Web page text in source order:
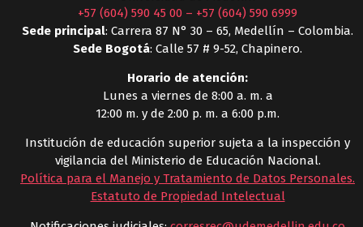
+57 (604) 590 45 00 – +57 (604) 590 6999
Sede principal: Carrera 87 N° 30 – 65, Medellín – Colombia.
Sede Bogotá: Calle 57 # 9-52, Chapinero.
Horario de atención:
Lunes a viernes de 8:00 a. m. a
12:00 m. y de 2:00 p. m. a 6:00 p.m.
Institución de educación superior sujeta a la inspección y
vigilancia del Ministerio de Educación Nacional.
Política para el Manejo y Tratamiento de Datos Personales.
Estatuto de Propiedad Intelectual